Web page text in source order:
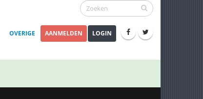
OVERIGE AANMELDEN LOGIN